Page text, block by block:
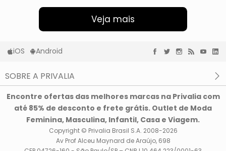
Veja mais
iOS Android
SOBRE A PRIVALIA
Privacidade e Cookies
Condições de uso
Encontre ofertas das melhores marcas na Privalia com
até 85% de desconto e frete grátis. Outlet de Moda
Feminina, Masculina, Infantil, Casa e Viagem.
Copyright © Privalia Brasil S.A. 2008-2026
Av Prof Alceu Maynard de Araújo, 698